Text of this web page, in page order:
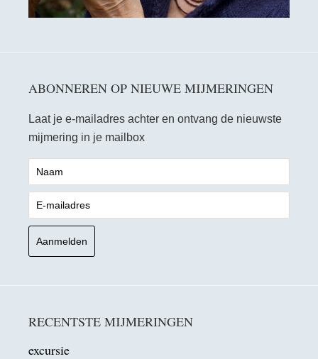
ABONNEREN OP NIEUWE MIJMERINGEN
Laat je e-mailadres achter en ontvang de nieuwste
mijmering in je mailbox
RECENTSTE MIJMERINGEN
excursie